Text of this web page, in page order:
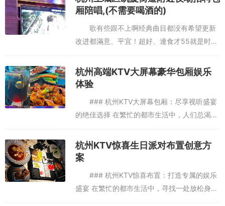
供一个难忘的娱乐体验。在这里，您不仅可以享受到奢华的视听盛
宴，更能感受到尊贵与品质的完美结合。
厢陪唱,(不需要喝酒的)
歌有些跟不上啊经典曲目都没有希望更新
改进都滿意、平宜！超好、連食才55就是时间
太短了，9点后就不能唱了，到的时候都快7
点，然后吃饭，时间够少，团购49，加了5
元，杭州上城区凯旋街道附近...
杭州高端KTV大屏幕豪华包厢娱乐
体验
### 杭州KTV大屏幕包厢：尽享视听盛宴
的绝佳选择 在繁忙的都市生活中，人们总渴望
找到一片属于自己的娱乐天地，而杭州KTV大
屏幕包厢正是这样一个绝佳的选择。无论是朋
友聚会、公司团建...
杭州KTV惊喜生日派对布置创意方
案
### 杭州KTV惊喜布置：打造专属的娱乐
盛宴 在繁忙的都市生活中，寻找一处放松身心
的场所显得尤为重要。而KTV，作为现代人娱